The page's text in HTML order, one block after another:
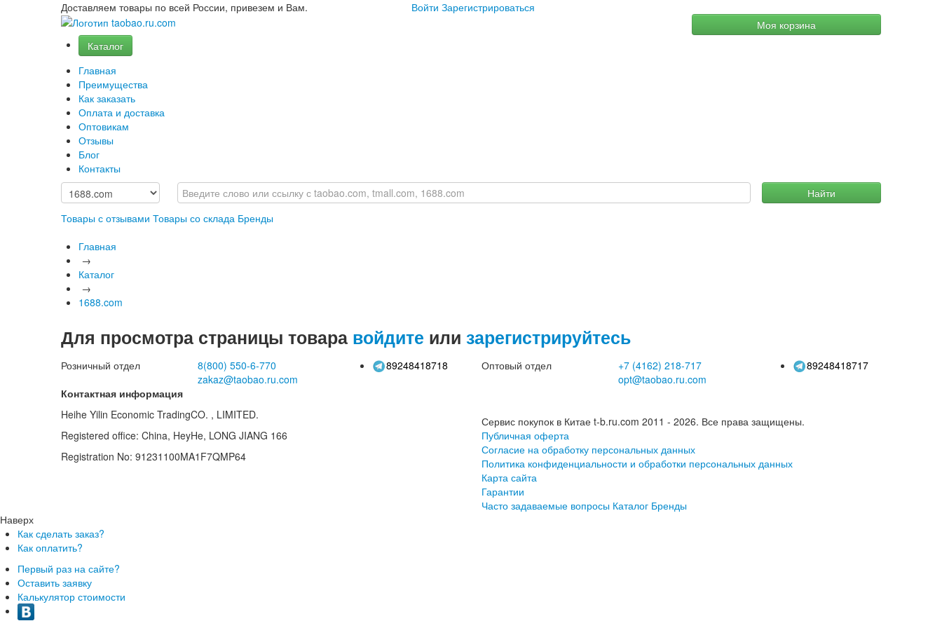
Доставляем товары по всей России, привезем и Вам. Войти Зарегистрироваться
Моя корзина
Каталог
Главная
Преимущества
Как заказать
Оплата и доставка
Оптовикам
Отзывы
Блог
Контакты
Товары с отзывами Товары со склада Бренды
Найти
Главная
→
Каталог
→
1688.com
Для просмотра страницы товара войдите или зарегистрируйтесь
Розничный отдел 8(800) 550-6-770
zakaz@taobao.ru.com
89248418718 Оптовый отдел +7 (4162) 218-717
opt@taobao.ru.com
89248418717
Контактная информация
Heihe Yilin Economic TradingCO. , LIMITED.
Registered office: China, HeyHe, LONG JIANG 166
Registration No: 91231100MA1F7QMP64
Сервис покупок в Китае t-b.ru.com 2011 - 2026. Все права защищены.
Публичная оферта
Согласие на обработку персональных данных
Политика конфиденциальности и обработки персональных данных
Карта сайта
Гарантии
Часто задаваемые вопросы Каталог Бренды
Наверх
Как сделать заказ?
Как оплатить?
Первый раз на сайте?
Оставить заявку
Калькулятор стоимости